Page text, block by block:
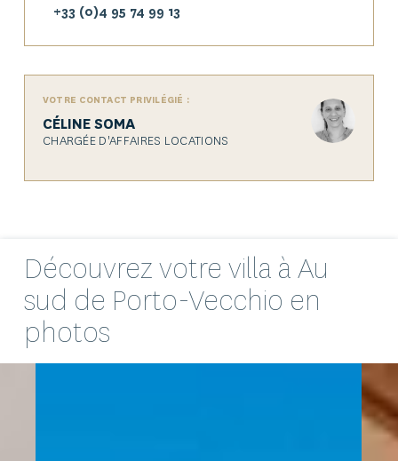
+33 (0)4 95 74 99 13
VOTRE CONTACT PRIVILÉGIÉ :
CÉLINE SOMA
CHARGÉE D'AFFAIRES LOCATIONS
Découvrez votre villa à Au
sud de Porto-Vecchio en
photos